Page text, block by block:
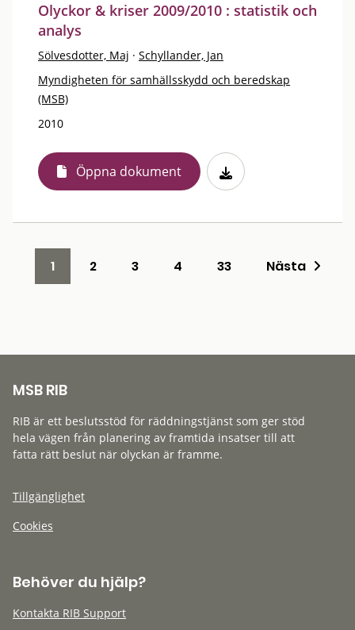
Olyckor & kriser 2009/2010 : statistik och
analys
Sölvesdotter, Maj · Schyllander, Jan
Myndigheten för samhällsskydd och beredskap
(MSB)
2010
Öppna dokument
1 2 3 4 33 Nästa
MSB RIB
RIB är ett beslutsstöd för räddningstjänst som ger stöd
hela vägen från planering av framtida insatser till att
fatta rätt beslut när olyckan är framme.
Tillgänglighet
Cookies
Behöver du hjälp?
Kontakta RIB Support